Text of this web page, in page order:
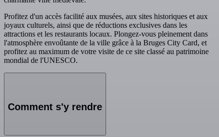
Profitez d'un accès facilité aux musées, aux sites historiques et aux
joyaux culturels, ainsi que de réductions exclusives dans les
attractions et les restaurants locaux. Plongez-vous pleinement dans
l'atmosphère envoûtante de la ville grâce à la Bruges City Card, et
profitez au maximum de votre visite de ce site classé au patrimoine
mondial de l'UNESCO.
Comment s'y rendre